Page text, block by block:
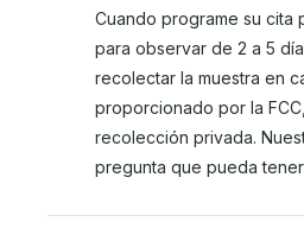
Cuando programe su cita
para observar de 2 a 5
recolectar la muestra en
proporcionado por la
recolección privada.
pregunta que pueda